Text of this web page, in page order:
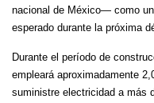
nacional de México— como
esperado durante la próxima
Durante el período de
empleará aproximadamente
suministre electricidad a más